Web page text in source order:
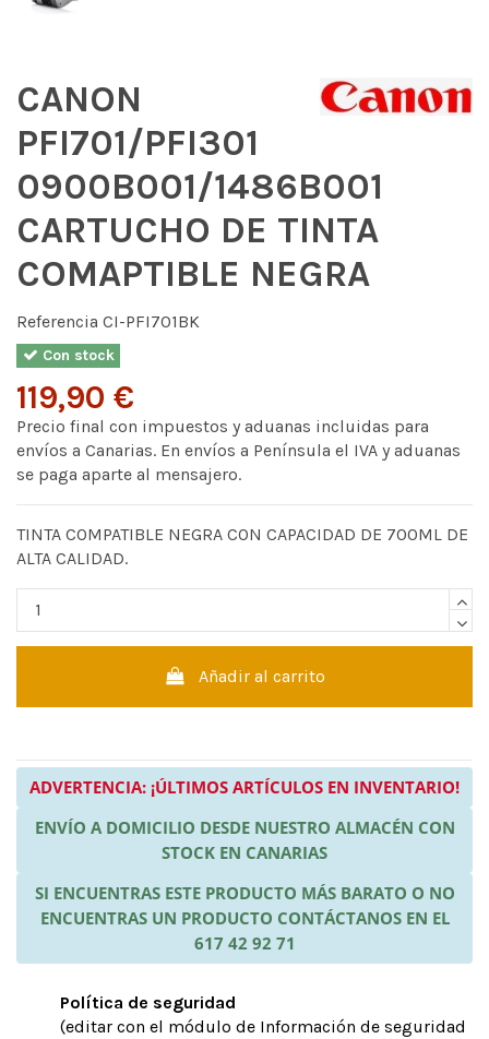
CANON
PFI701/PFI301
0900B001/1486B001
CARTUCHO DE TINTA
COMAPTIBLE NEGRA
Referencia CI-PFI701BK
Con stock
119,90 €
Precio final con impuestos y aduanas incluidas para
envíos a Canarias. En envíos a Península el IVA y aduanas
se paga aparte al mensajero.
TINTA COMPATIBLE NEGRA CON CAPACIDAD DE 700ML DE
ALTA CALIDAD.
Añadir al carrito
ADVERTENCIA: ¡ÚLTIMOS ARTÍCULOS EN INVENTARIO!
ENVÍO A DOMICILIO DESDE NUESTRO ALMACÉN CON
STOCK EN CANARIAS
SI ENCUENTRAS ESTE PRODUCTO MÁS BARATO O NO
ENCUENTRAS UN PRODUCTO CONTÁCTANOS EN EL
617 42 92 71
Política de seguridad
(editar con el módulo de Información de seguridad